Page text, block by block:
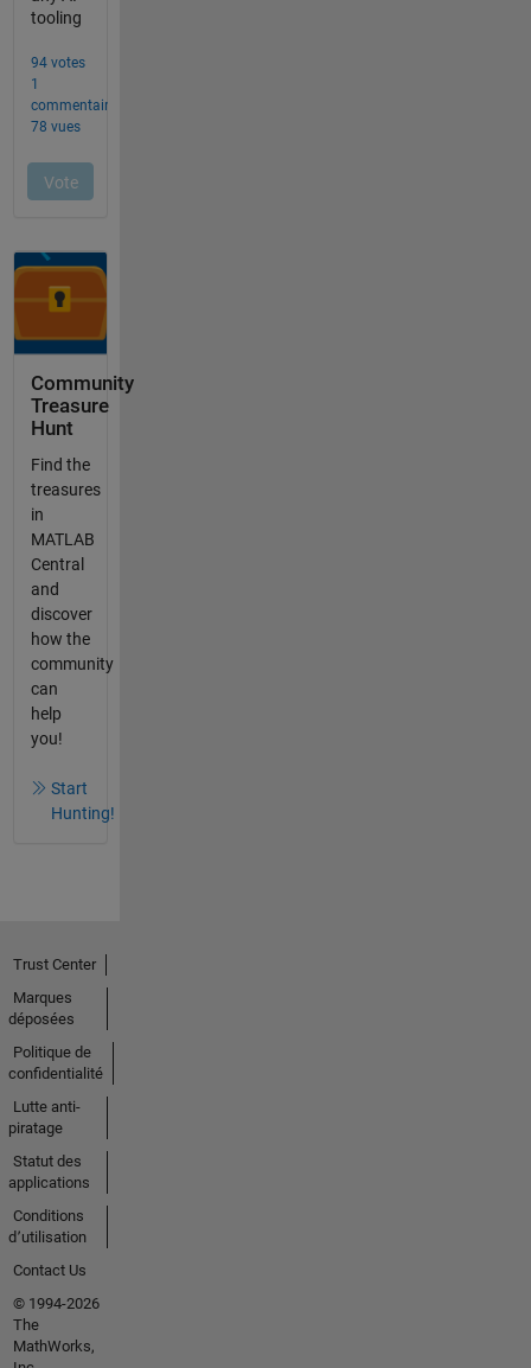
Community
Treasure
Hunt
Find the
treasures
in
MATLAB
Central
and
discover
how the
community
can
help
you!
Start
Hunting!
Trust Center
Marques
déposées
Politique de
confidentialité
Lutte anti-
piratage
Statut des
applications
Conditions
d՚utilisation
Contact Us
© 1994-2026
The
MathWorks,